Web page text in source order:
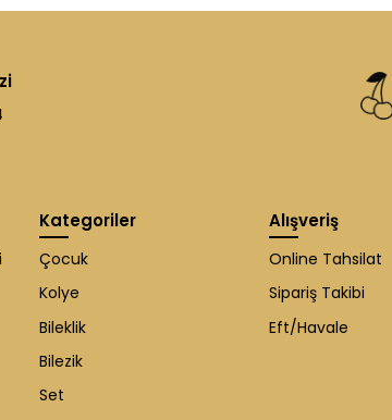
Kategoriler
Çocuk
Kolye
Bileklik
Bilezik
Set
Alışveriş
Online Tahsilat
Sipariş Takibi
Eft/Havale